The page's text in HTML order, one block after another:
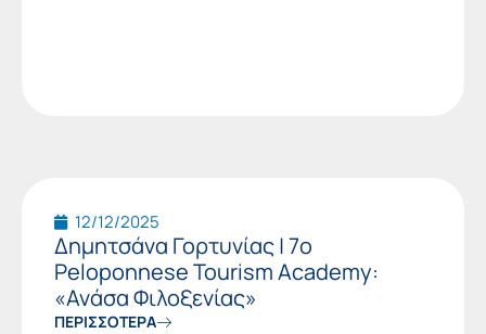
12/12/2025
Δημητσάνα Γορτυνίας | 7ο
Peloponnese Tourism Academy:
«Ανάσα Φιλοξενίας»
ΠΕΡΙΣΣΟΤΕΡΑ